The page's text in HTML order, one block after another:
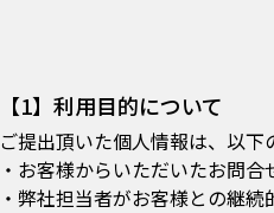
【1】利用目的について
ご提出頂いた個人情報は、以下
・お客様からいただいたお問
・弊社担当者がお客様との継続